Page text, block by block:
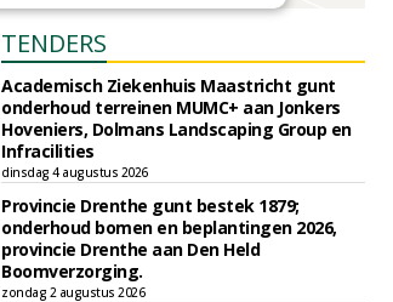
TENDERS
Academisch Ziekenhuis Maastricht gunt
onderhoud terreinen MUMC+ aan Jonkers
Hoveniers, Dolmans Landscaping Group en
Infracilities
dinsdag 4 augustus 2026
Provincie Drenthe gunt bestek 1879;
onderhoud bomen en beplantingen 2026,
provincie Drenthe aan Den Held
Boomverzorging.
zondag 2 augustus 2026